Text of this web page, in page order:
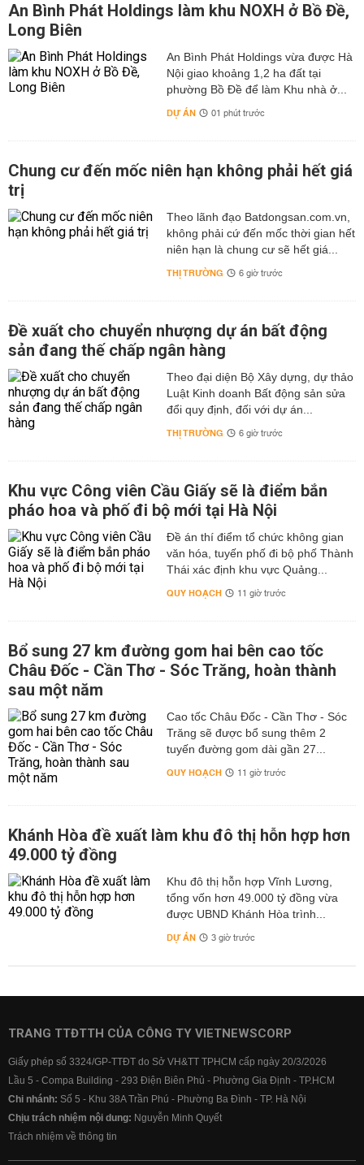
An Bình Phát Holdings làm khu NOXH ở Bồ Đề,
Long Biên
An Bình Phát Holdings vừa được Hà
Nội giao khoảng 1,2 ha đất tại
phường Bồ Đề để làm Khu nhà ở...
DỰ ÁN 01 phút trước
Chung cư đến mốc niên hạn không phải hết giá
trị
Theo lãnh đạo Batdongsan.com.vn,
không phải cứ đến mốc thời gian hết
niên hạn là chung cư sẽ hết giá...
THỊ TRƯỜNG 6 giờ trước
Đề xuất cho chuyển nhượng dự án bất động
sản đang thế chấp ngân hàng
Theo đại diện Bộ Xây dựng, dự thảo
Luật Kinh doanh Bất động sản sửa
đổi quy định, đối với dự án...
THỊ TRƯỜNG 6 giờ trước
Khu vực Công viên Cầu Giấy sẽ là điểm bắn
pháo hoa và phố đi bộ mới tại Hà Nội
Đề án thí điểm tổ chức không gian
văn hóa, tuyến phố đi bộ phố Thành
Thái xác định khu vực Quảng...
QUY HOẠCH 11 giờ trước
Bổ sung 27 km đường gom hai bên cao tốc
Châu Đốc - Cần Thơ - Sóc Trăng, hoàn thành
sau một năm
Cao tốc Châu Đốc - Cần Thơ - Sóc
Trăng sẽ được bổ sung thêm 2
tuyến đường gom dài gần 27...
QUY HOẠCH 11 giờ trước
Khánh Hòa đề xuất làm khu đô thị hỗn hợp hơn
49.000 tỷ đồng
Khu đô thị hỗn hợp Vĩnh Lương,
tổng vốn hơn 49.000 tỷ đồng vừa
được UBND Khánh Hòa trình...
DỰ ÁN 3 giờ trước
TRANG TTĐTTH CỦA CÔNG TY VIETNEWSCORP
Giấy phép số 3324/GP-TTĐT do Sở VH&TT TPHCM cấp ngày 20/3/2026
Lầu 5 - Compa Building - 293 Điện Biên Phủ - Phường Gia Định - TP.HCM
Chi nhánh: Số 5 - Khu 38A Trần Phú - Phường Ba Đình - TP. Hà Nội
Chịu trách nhiệm nội dung: Nguyễn Minh Quyết
Trách nhiệm về thông tin